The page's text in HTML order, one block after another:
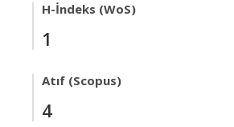
H-İndeks (WoS)
1
Atıf (Scopus)
4